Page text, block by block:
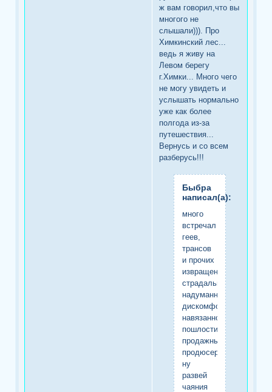
ж вам говорил,что вы
многого не
слышали))). Про
Химкинский лес...
ведь я живу на
Левом берегу
г.Химки... Много чего
не могу увидеть и
услышать нормально
уже как более
полгода из-за
путешествия...
Вернусь и со всем
разберусь!!!
Быбра
написал(а):
много
встречал
геев,
трансов
и прочих
извращенцев,
страдальцев
надуманного
дискомфорта
навязанной
пошлости
продажных
продюсеров?!
ну
развей
чаяния